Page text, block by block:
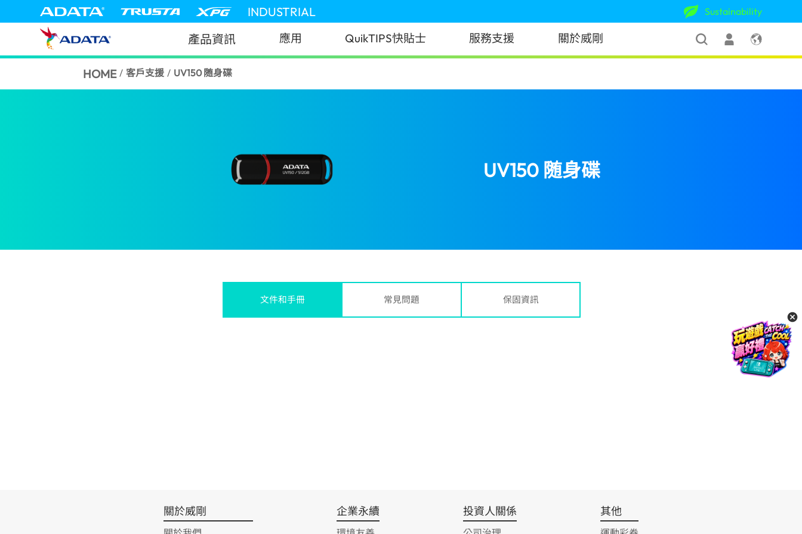
INDUSTRIAL Sustainability
產品資訊 應用 QuikTIPS快貼士 服務支援 關於威剛
HOME / 客戶支援 / UV150 随身碟
UV150 随身碟(Taiwan)
文件和手冊 常見問題 保固資訊
關於威剛 企業永續 投資人關係 其他